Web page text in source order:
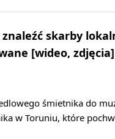
skarby
[wideo, zdjęcia]
śmietnika do
w Toruniu, które